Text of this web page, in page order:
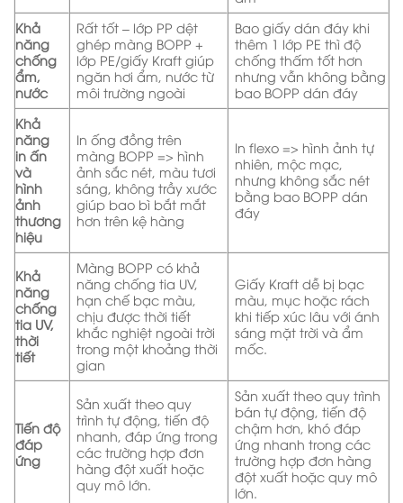
Khả
năng
chống
ẩm,
nước
Rất tốt – lớp PP dệt
ghép màng BOPP +
lớp PE/giấy Kraft giúp
ngăn hơi ẩm, nước từ
môi trường ngoài
Bao giấy dán đáy khi
thêm 1 lớp PE thì độ
chống thấm tốt hơn
nhưng vẫn không bằng
bao BOPP dán đáy
Khả
năng
in ấn
và
hình
ảnh
thương
hiệu
In ống đồng trên
màng BOPP => hình
ảnh sắc nét, màu tươi
sáng, không trầy xước
giúp bao bì bắt mắt
hơn trên kệ hàng
In flexo => hình ảnh tự
nhiên, mộc mạc,
nhưng không sắc nét
bằng bao BOPP dán
đáy
Khả
năng
chống
tia UV,
thời
tiết
Màng BOPP có khả
năng chống tia UV,
hạn chế bạc màu,
chịu được thời tiết
khắc nghiệt ngoài trời
trong một khoảng thời
gian
Giấy Kraft dễ bị bạc
màu, mục hoặc rách
khi tiếp xúc lâu với ánh
sáng mặt trời và ẩm
mốc.
Tiến độ
đáp
ứng
Sản xuất theo quy
trình tự động, tiến độ
nhanh, đáp ứng trong
các trường hợp đơn
hàng đột xuất hoặc
quy mô lớn.
Sản xuất theo quy trình
bán tự động, tiến độ
chậm hơn, khó đáp
ứng nhanh trong các
trường hợp đơn hàng
đột xuất hoặc quy mô
lớn.